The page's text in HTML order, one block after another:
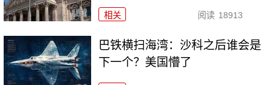
相关 阅读 18913
巴铁横扫海湾：沙科之后谁会是
下一个？美国懵了